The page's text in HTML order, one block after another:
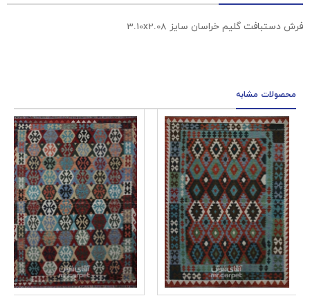
فرش دستبافت گلیم خراسان سایز 3.10x2.08
محصولات مشابه